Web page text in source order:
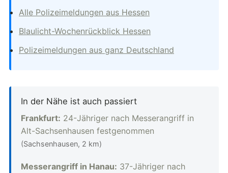
Alle Polizeimeldungen aus Hessen
Blaulicht-Wochenrückblick Hessen
Polizeimeldungen aus ganz Deutschland
In der Nähe ist auch passiert
Frankfurt: 24-Jähriger nach Messerangriff in
Alt-Sachsenhausen festgenommen
(Sachsenhausen, 2 km)
Messerangriff in Hanau: 37-Jähriger nach